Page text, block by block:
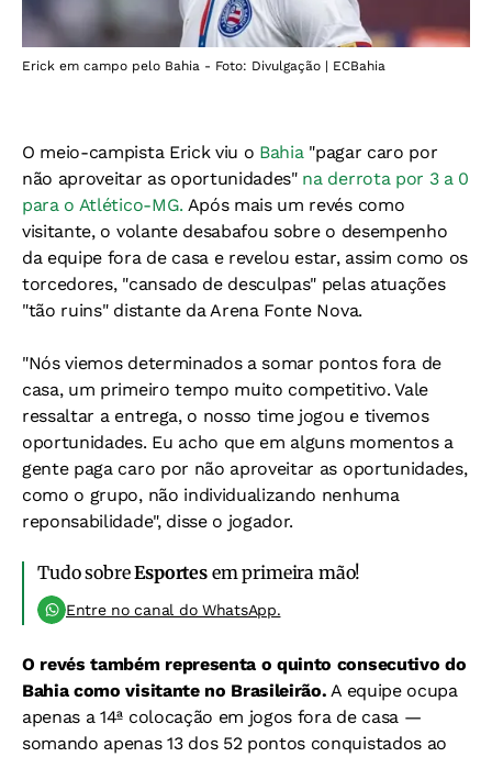
Erick em campo pelo Bahia - Foto: Divulgação | ECBahia
O meio-campista Erick viu o Bahia "pagar caro por
não aproveitar as oportunidades" na derrota por 3 a 0
para o Atlético-MG. Após mais um revés como
visitante, o volante desabafou sobre o desempenho
da equipe fora de casa e revelou estar, assim como os
torcedores, "cansado de desculpas" pelas atuações
"tão ruins" distante da Arena Fonte Nova.
"Nós viemos determinados a somar pontos fora de
casa, um primeiro tempo muito competitivo. Vale
ressaltar a entrega, o nosso time jogou e tivemos
oportunidades. Eu acho que em alguns momentos a
gente paga caro por não aproveitar as oportunidades,
como o grupo, não individualizando nenhuma
reponsabilidade", disse o jogador.
Tudo sobreEsportesem primeira mão!
Entre no canal do WhatsApp.
O revés também representa o quinto consecutivo do
Bahia como visitante no Brasileirão. A equipe ocupa
apenas a 14ª colocação em jogos fora de casa —
somando apenas 13 dos 52 pontos conquistados ao